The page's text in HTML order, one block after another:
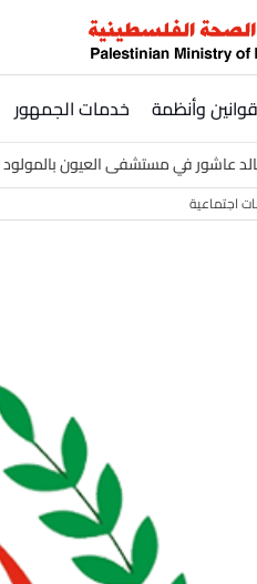
قوانين وأنظمة خدمات الجمهور
عاشور في مستشفى العيون بالمولود
اجتماعية